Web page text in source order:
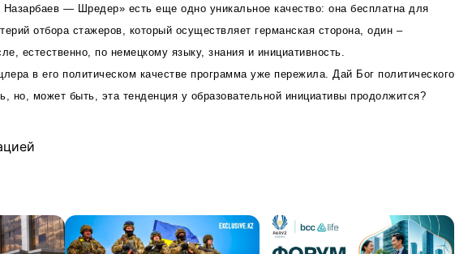
— Шредер» есть еще одно уникальное качество: она бесплатна для
отбора стажеров, который осуществляет германская сторона, один –
естественно, по немецкому языку, знания и инициативность.
в его политическом качестве программа уже пережила. Дай Бог политического
но, может быть, эта тенденция у образовательной инициативы продолжится?